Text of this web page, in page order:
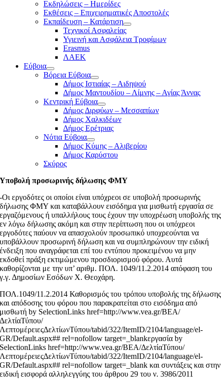
Εκδηλώσεις – Ημερίδες
Εκθέσεις – Επιχειρηματικές Αποστολές
Εκπαίδευση – Κατάρτιση
Τεχνικοί Ασφαλείας
Υγιεινή και Ασφάλεια Τροφίμων
Erasmus
ΛΑΕΚ
Εύβοια
Βόρεια Εύβοια
Δήμος Ιστιαίας – Αιδηψού
Δήμος Μαντουδίου – Λίμνης – Αγίας Άννας
Κεντρική Εύβοια
Δήμος Διρφύων – Μεσσαπίων
Δήμος Χαλκιδέων
Δήμος Ερέτριας
Νότια Εύβοια
Δήμος Κύμης – Αλιβερίου
Δήμος Καρύστου
Σκύρος
Υποβολή προσωρινής δήλωσης ΦΜΥ
-Οι εργοδότες οι οποίοι είναι υπόχρεοι σε υποβολή προσωρινής
δήλωσης ΦΜΥ και καταβάλλουν εισόδημα για μισθωτή εργασία σε
εργαζόμενους ή υπαλλήλους τους έχουν την υποχρέωση υποβολής της
εν λόγω δήλωσης ακόμη και στην περίπτωση που οι υπόχρεοι
εργοδότες παύουν να απασχολούν προσωπικό υποχρεούνται να
υποβάλλουν προσωρινή δήλωση και να συμπληρώνουν την ειδική
ένδειξη που αναγράφεται επί του εντύπου προκειμένου να μην
εκδοθεί πράξη εκτιμώμενου προσδιορισμού φόρου. Αυτά
καθορίζονται με την υπ’ αριθμ. ΠΟΛ. 1049/11.2.2014 απόφαση του
γ.γ. Δημοσίων Εσόδων Χ. Θεοχάρη.
ΠΟΛ.1049/11.2.2014 Καθορισμός του τρόπου υποβολής της δήλωσης
και απόδοσης του φόρου που παρακρατείται στο εισόδημα από
μισθωτή by SelectionLinks href=http://www.vea.gr/ΒΕΑ/
ΔελτίαΤύπου/
ΛεπτομέρειεςΔελτίωνΤύπου/tabid/322/ItemID/2104/language/el-
GR/Default.aspx## rel=nofollow target=_blankεργασία by
SelectionLinks href=http://www.vea.gr/ΒΕΑ/ΔελτίαΤύπου/
ΛεπτομέρειεςΔελτίωνΤύπου/tabid/322/ItemID/2104/language/el-
GR/Default.aspx## rel=nofollow target=_blank και συντάξεις και στην
ειδική εισφορά αλληλεγγύης του άρθρου 29 του ν. 3986/2011